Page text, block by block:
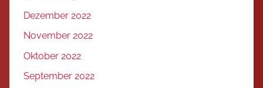
Dezember 2022
November 2022
Oktober 2022
September 2022